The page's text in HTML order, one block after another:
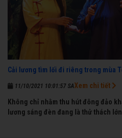
Cải lương tìm lối đi riêng trong mùa
11/10/2021 10:01:57 SA
Không chỉ nhằm thu hút đông đảo
lương sáng đèn đang là thử thách
Xem chi tiết